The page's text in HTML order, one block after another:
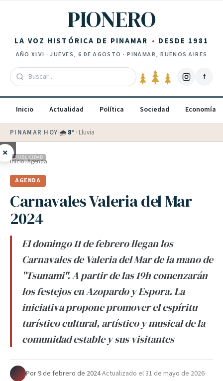
PIONERO
LA VOZ HISTÓRICA DE PINAMAR DESDE 1981
AÑOXLVI ·JUEVES, 6 DE AGOSTO · PINAMAR, BUENOS AIRES
f
Inicio Actualidad Política Sociedad Economía
PINAMAR HOY·💵 Dólar blue
× PUBLICIDAD
Inicio›Agenda
AGENDA
Carnavales Valeria del Mar
2024
El domingo 11 de febrero llegan los
Carnavales de Valeria del Mar de la mano de
"Tsunami". A partir de las 19h comenzarán
los festejos en Azopardo y Espora. La
iniciativa propone promover el espíritu
turístico cultural, artístico y musical de la
comunidad estable y sus visitantes
Por·9 de febrero de 2024·Actualizado el31 de mayo de 2026·